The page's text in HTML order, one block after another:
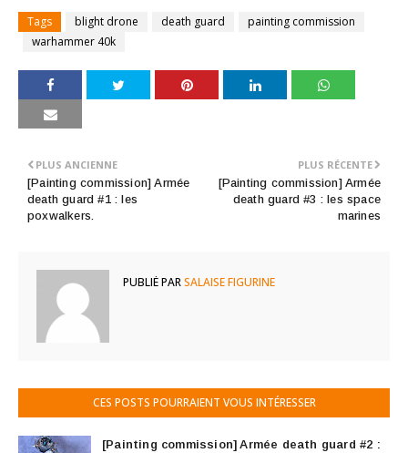
Tags blight drone death guard
painting commission
warhammer 40k
PLUS RÉCENTE
[Painting commission] Armée
death guard #3 : les space
marines
PLUS ANCIENNE
[Painting commission] Armée
death guard #1 : les
poxwalkers.
PUBLIÉ PARSALAISE FIGURINE
CES POSTS POURRAIENT VOUS INTÉRESSER
[Painting commission] Armée death guard #2 :